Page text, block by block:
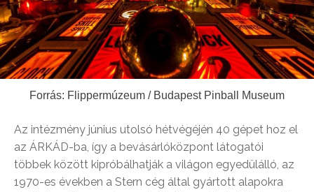
Forrás: Flippermúzeum / Budapest Pinball Museum
Az intézmény június utolsó hétvégéjén 40 gépet hoz el
az ÁRKÁD-ba, így a bevásárlóközpont látogatói
többek között kipróbálhatják a világon egyedülálló, az
1970-es években a Stern cég által gyártott alapokra